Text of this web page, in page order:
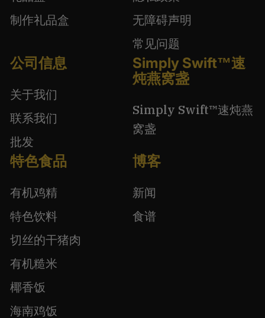
制作礼品盒
无障碍声明
常见问题
公司信息
关于我们
联系我们
批发
Simply Swift™速
炖燕窝盏
Simply Swift™速炖燕
窝盏
特色食品
有机鸡精
特色饮料
切丝的干猪肉
有机糙米
椰香饭
海南鸡饭
博客
新闻
食谱